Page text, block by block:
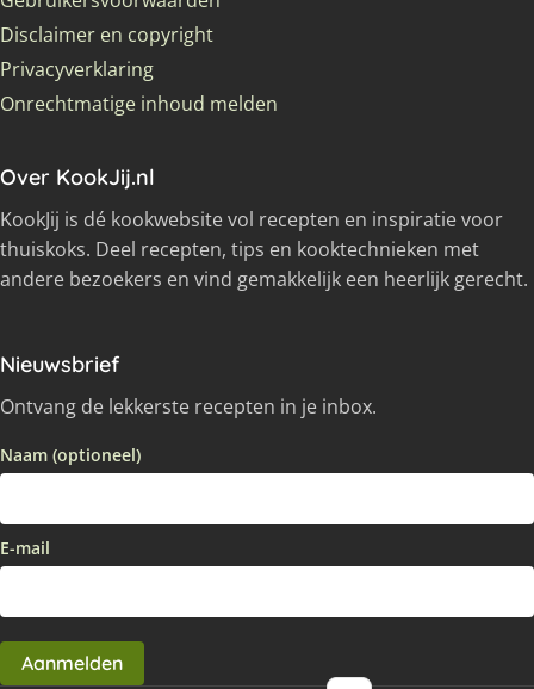
Disclaimer en copyright
Privacyverklaring
Onrechtmatige inhoud melden
Over KookJij.nl
KookJij is dé kookwebsite vol recepten en inspiratie voor
thuiskoks. Deel recepten, tips en kooktechnieken met
andere bezoekers en vind gemakkelijk een heerlijk gerecht.
Nieuwsbrief
Ontvang de lekkerste recepten in je inbox.
Naam (optioneel)
E-mail
Aanmelden